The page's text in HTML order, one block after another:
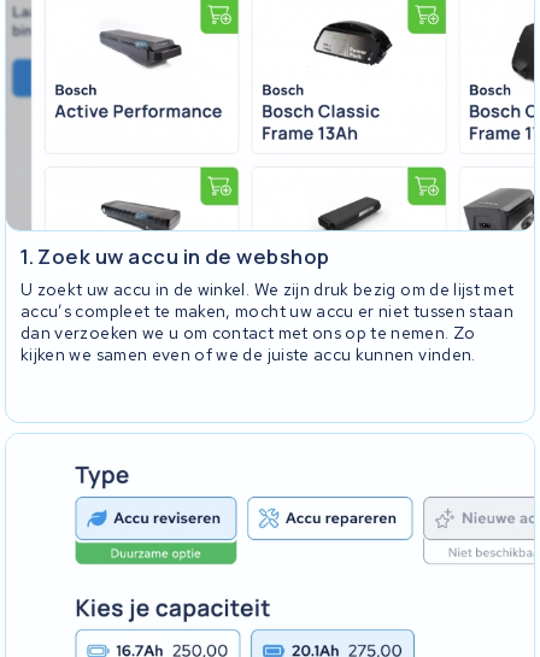
1. Zoek uw accu in de webshop
U zoekt uw accu in de winkel. We zijn druk bezig om de lijst met
accu’s compleet te maken, mocht uw accu er niet tussen staan
dan verzoeken we u om contact met ons op te nemen. Zo
kijken we samen even of we de juiste accu kunnen vinden.